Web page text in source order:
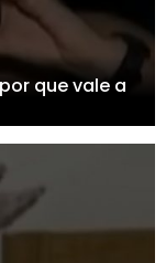
que vale a